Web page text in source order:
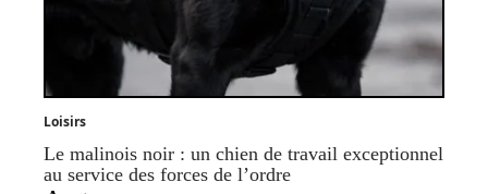
Loisirs
Le malinois noir : un chien de travail exceptionnel
au service des forces de l’ordre